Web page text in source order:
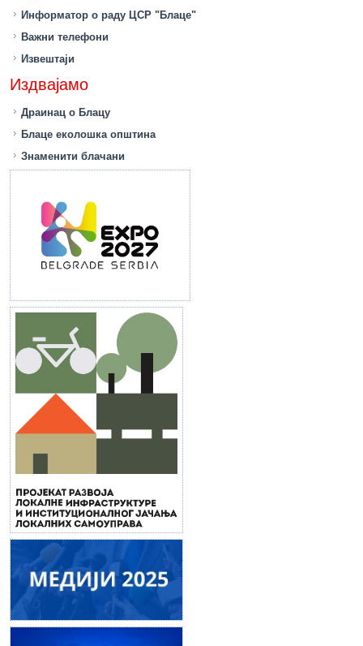
Информатор о раду ЦСР "Блаце"
Важни телефони
Извештаји
Издвајамо
Драинац о Блацу
Блаце еколошка општина
Знаменити блачани